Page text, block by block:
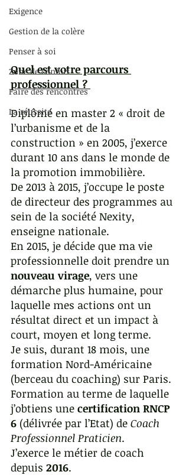
Exigence
Gestion de la colère
Penser à soi
Zone de confort
Faire des rencontres
La réussite
Quel est votre parcours
professionnel ?
Diplômé en master 2 « droit de
l’urbanisme et de la
construction » en 2005, j’exerce
durant 10 ans dans le monde de
la promotion immobilière.
De 2013 à 2015, j’occupe le poste
de directeur des programmes au
sein de la société Nexity,
enseigne nationale.
En 2015, je décide que ma vie
professionnelle doit prendre un
nouveau virage, vers une
démarche plus humaine, pour
laquelle mes actions ont un
résultat direct et un impact à
court, moyen et long terme.
Je suis, durant 18 mois, une
formation Nord-Américaine
(berceau du coaching) sur Paris.
Formation au terme de laquelle
j’obtiens une certification RNCP
6 (délivrée par l’Etat) de Coach
Professionnel Praticien.
J’exerce le métier de coach
depuis 2016.